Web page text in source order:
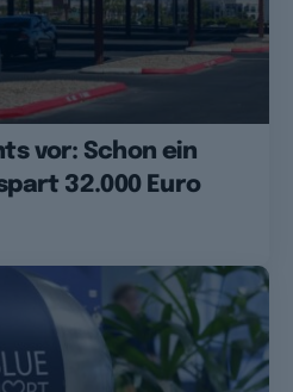
vor: Schon ein
32.000 Euro